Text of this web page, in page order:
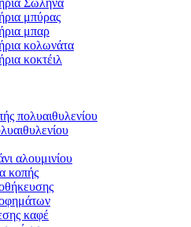
Σωλήνα
μπύρας
μπαρ
κολωνάτα
κοκτέιλ
πολυαιθυλενίου
αλουμινίου
κοπής
καφέ